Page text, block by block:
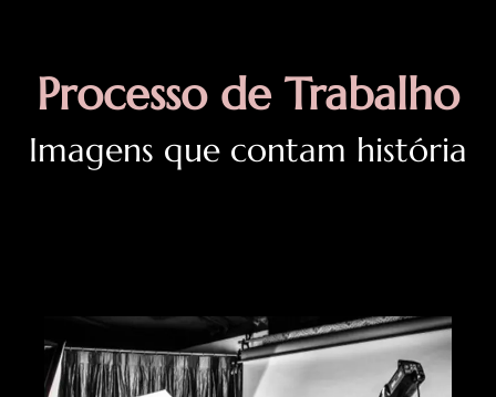
Processo deTrabalho
Imagens que contam história